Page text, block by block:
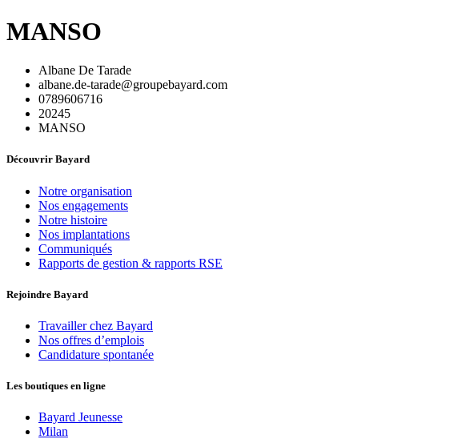
MANSO
Albane De Tarade
albane.de-tarade@groupebayard.com
0789606716
20245
MANSO
Découvrir Bayard
Notre organisation
Nos engagements
Notre histoire
Nos implantations
Communiqués
Rapports de gestion & rapports RSE
Rejoindre Bayard
Travailler chez Bayard
Nos offres d’emplois
Candidature spontanée
Les boutiques en ligne
Bayard Jeunesse
Milan